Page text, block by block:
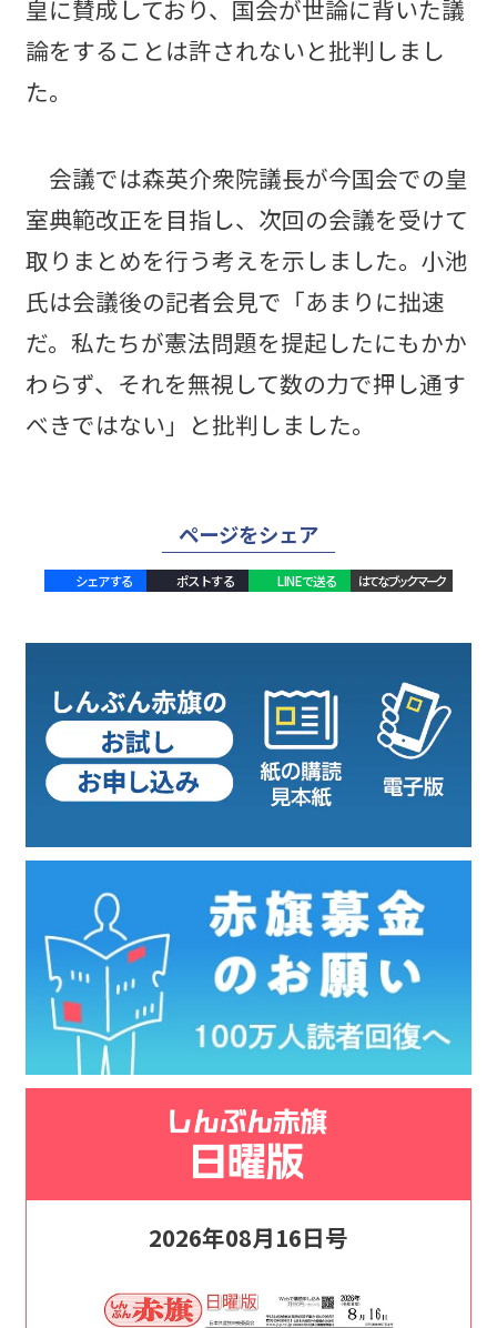
皇に賛成しており、国会が世論に背いた議
論をすることは許されないと批判しまし
た。
会議では森英介衆院議長が今国会での皇
室典範改正を目指し、次回の会議を受けて
取りまとめを行う考えを示しました。小池
氏は会議後の記者会見で「あまりに拙速
だ。私たちが憲法問題を提起したにもかか
わらず、それを無視して数の力で押し通す
べきではない」と批判しました。
ページをシェア
シェアする ポストする LINEで送る はてなブックマーク
2026年08月16日号